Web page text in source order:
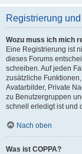
Registrierung
Wozu muss ich mich
Eine Registrierung ist
dieses Forums
schreiben. Auf jeden
zusätzliche
Avatarbilder, Private
zu Benutzergruppen
schnell erledigt ist und
Nach oben
Was ist COPPA?